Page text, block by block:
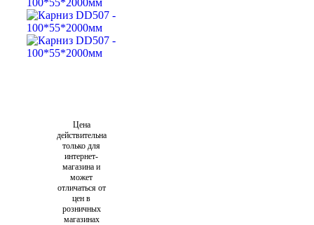
Цена
действительна
только для
интернет-
магазина и
может
отличаться от
цен в
розничных
магазинах